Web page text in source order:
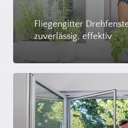
Es befinden sich
im
Fliegengitter
zuverlässig, effektiv